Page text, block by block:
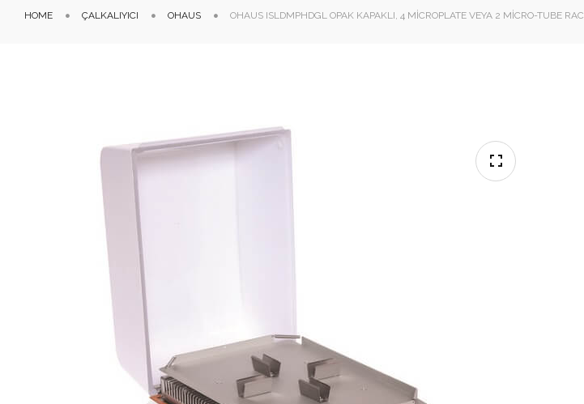
HOME ÇALKALIYICI OHAUS OHAUS ISLDMPHDGL OPAK KAPAKLI, 4 MICROPLATE VEYA 2 MICRO-TUBE